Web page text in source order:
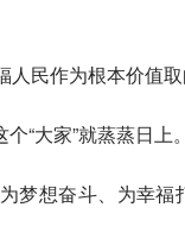
民作为根本价值取
“大家”就蒸蒸日上。
梦想奋斗、为幸